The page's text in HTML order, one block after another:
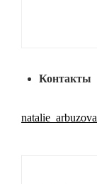
Контакты